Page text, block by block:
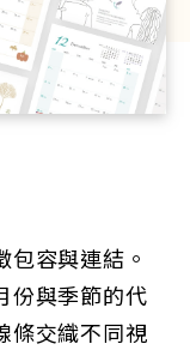
容與連結。
份與季節的代
條交織不同視